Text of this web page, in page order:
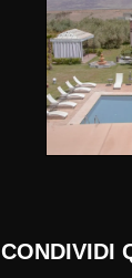
CONDIVIDI